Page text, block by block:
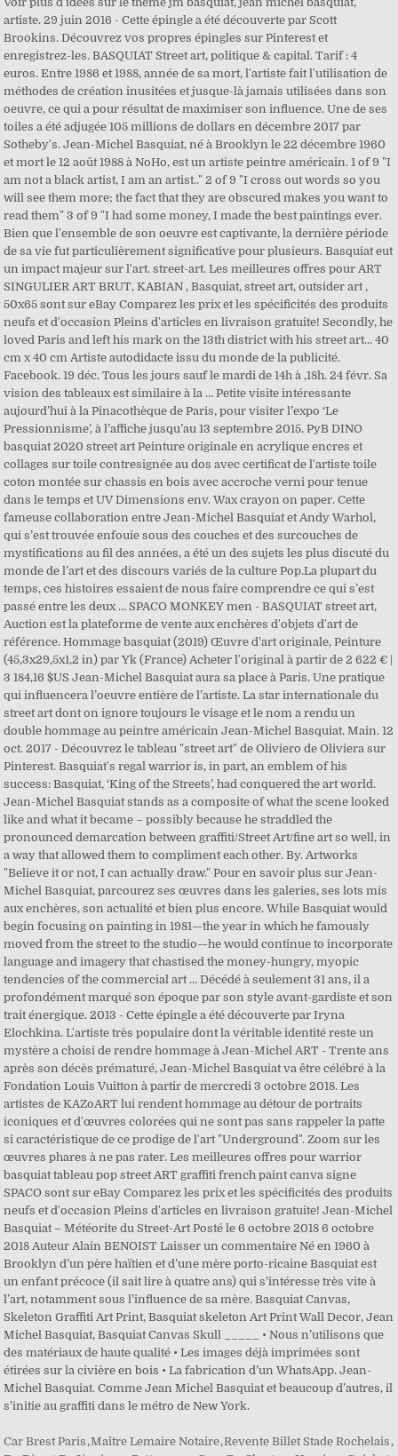
artiste. 29 juin 2016 - Cette épingle a été découverte par Scott
Brookins. Découvrez vos propres épingles sur Pinterest et
enregistrez-les. BASQUIAT Street art, politique & capital. Tarif : 4
euros. Entre 1986 et 1988, année de sa mort, l'artiste fait l'utilisation de
méthodes de création inusitées et jusque-là jamais utilisées dans son
oeuvre, ce qui a pour résultat de maximiser son influence. Une de ses
toiles a été adjugée 105 millions de dollars en décembre 2017 par
Sotheby's. Jean-Michel Basquiat, né à Brooklyn le 22 décembre 1960
et mort le 12 août 1988 à NoHo, est un artiste peintre américain. 1 of 9 "I
am not a black artist, I am an artist.." 2 of 9 "I cross out words so you
will see them more; the fact that they are obscured makes you want to
read them" 3 of 9 "I had some money, I made the best paintings ever.
Bien que l'ensemble de son oeuvre est captivante, la dernière période
de sa vie fut particulièrement significative pour plusieurs. Basquiat eut
un impact majeur sur l'art. street-art. Les meilleures offres pour ART
SINGULIER ART BRUT, KABIAN , Basquiat, street art, outsider art ,
50x65 sont sur eBay Comparez les prix et les spécificités des produits
neufs et d'occasion Pleins d'articles en livraison gratuite! Secondly, he
loved Paris and left his mark on the 13th district with his street art… 40
cm x 40 cm Artiste autodidacte issu du monde de la publicité.
Facebook. 19 déc. Tous les jours sauf le mardi de 14h à ,18h. 24 févr. Sa
vision des tableaux est similaire à la … Petite visite intéressante
aujourd’hui à la Pinacothèque de Paris, pour visiter l’expo ‘Le
Pressionnisme’, à l’affiche jusqu’au 13 septembre 2015. PyB DINO
basquiat 2020 street art Peinture originale en acrylique encres et
collages sur toile contresignée au dos avec certificat de l'artiste toile
coton montée sur chassis en bois avec accroche verni pour tenue
dans le temps et UV Dimensions env. Wax crayon on paper. Cette
fameuse collaboration entre Jean-Michel Basquiat et Andy Warhol,
qui s’est trouvée enfouie sous des couches et des surcouches de
mystifications au fil des années, a été un des sujets les plus discuté du
monde de l’art et des discours variés de la culture Pop.La plupart du
temps, ces histoires essaient de nous faire comprendre ce qui s’est
passé entre les deux … SPACO MONKEY men - BASQUIAT street art,
Auction est la plateforme de vente aux enchères d'objets d'art de
référence. Hommage basquiat (2019) Œuvre d'art originale, Peinture
(45,3x29,5x1,2 in) par Yk (France) Acheter l'original à partir de 2 622 € |
3 184,16 $US Jean-Michel Basquiat aura sa place à Paris. Une pratique
qui influencera l’oeuvre entière de l’artiste. La star internationale du
street art dont on ignore toujours le visage et le nom a rendu un
double hommage au peintre américain Jean-Michel Basquiat. Main. 12
oct. 2017 - Découvrez le tableau "street art" de Oliviero de Oliviera sur
Pinterest. Basquiat's regal warrior is, in part, an emblem of his
success: Basquiat, ‘King of the Streets’, had conquered the art world.
Jean-Michel Basquiat stands as a composite of what the scene looked
like and what it became – possibly because he straddled the
pronounced demarcation between graffiti/Street Art/fine art so well, in
a way that allowed them to compliment each other. By. Artworks
"Believe it or not, I can actually draw." Pour en savoir plus sur Jean-
Michel Basquiat, parcourez ses œuvres dans les galeries, ses lots mis
aux enchères, son actualité et bien plus encore. While Basquiat would
begin focusing on painting in 1981—the year in which he famously
moved from the street to the studio—he would continue to incorporate
language and imagery that chastised the money-hungry, myopic
tendencies of the commercial art … Décédé à seulement 31 ans, il a
profondément marqué son époque par son style avant-gardiste et son
trait énergique. 2013 - Cette épingle a été découverte par Iryna
Elochkina. L'artiste très populaire dont la véritable identité reste un
mystère a choisi de rendre hommage à Jean-Michel ART - Trente ans
après son décès prématuré, Jean-Michel Basquiat va être célébré à la
Fondation Louis Vuitton à partir de mercredi 3 octobre 2018. Les
artistes de KAZoART lui rendent hommage au détour de portraits
iconiques et d'œuvres colorées qui ne sont pas sans rappeler la patte
si caractéristique de ce prodige de l'art "Underground". Zoom sur les
œuvres phares à ne pas rater. Les meilleures offres pour warrior
basquiat tableau pop street ART graffiti french paint canva signe
SPACO sont sur eBay Comparez les prix et les spécificités des produits
neufs et d'occasion Pleins d'articles en livraison gratuite! Jean-Michel
Basquiat – Météorite du Street-Art Posté le 6 octobre 2018 6 octobre
2018 Auteur Alain BENOIST Laisser un commentaire Né en 1960 à
Brooklyn d’un père haïtien et d’une mère porto-ricaine Basquiat est
un enfant précoce (il sait lire à quatre ans) qui s’intéresse très vite à
l’art, notamment sous l’influence de sa mère. Basquiat Canvas,
Skeleton Graffiti Art Print, Basquiat skeleton Art Print Wall Decor, Jean
Michel Basquiat, Basquiat Canvas Skull _____ • Nous n’utilisons que
des matériaux de haute qualité • Les images déjà imprimées sont
étirées sur la civière en bois • La fabrication d’un WhatsApp. Jean-
Michel Basquiat. Comme Jean Michel Basquiat et beaucoup d’autres, il
s’initie au graffiti dans le métro de New York.
Car Brest Paris ,Maître Lemaire Notaire,Revente Billet Stade Rochelais ,